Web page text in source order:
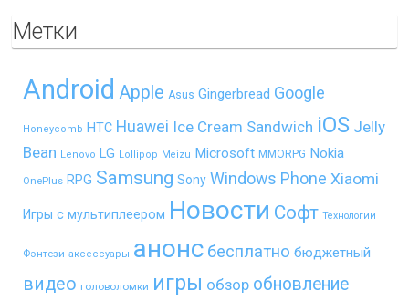
Метки
Android Apple Asus Gingerbread Google
Honeycomb HTC Huawei Ice Cream Sandwich iOS Jelly
Bean Lenovo LG Lollipop Meizu Microsoft MMORPG Nokia
OnePlus RPG Samsung Sony Windows Phone Xiaomi
Игры с мультиплеером Новости Софт Технологии
Фэнтези аксессуары анонс бесплатно бюджетный
видео головоломки игры обзор обновление